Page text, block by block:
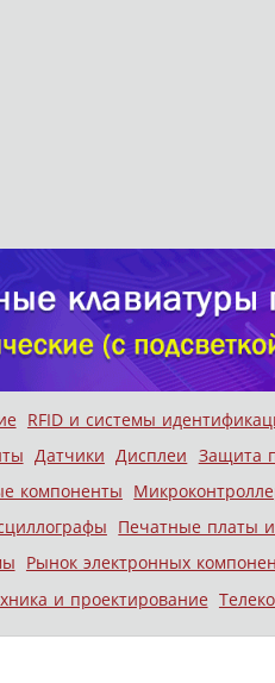
RFID и системы
Датчики Дисплеи Защита
компоненты
Печатные платы
Рынок электронных
и проектирование